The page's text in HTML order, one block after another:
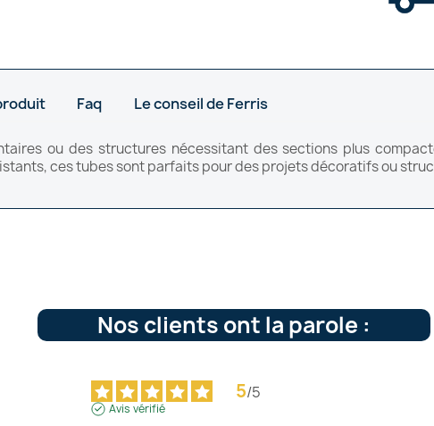
Faq Le conseil de Ferris
ou des structures nécessitant des sections plus
ces tubes sont parfaits pour des projets décoratifs ou
Nos clients ont la parole :
5/5
Avis vérifié